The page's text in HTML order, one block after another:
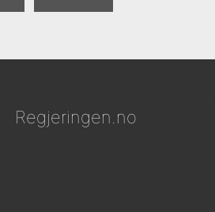
Regjeringen.no